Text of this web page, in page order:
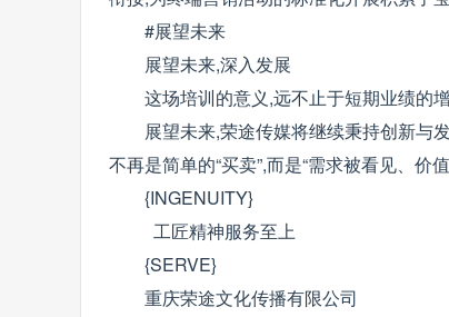
#展望未来
展望未来,深入发展
这场培训的意义,远不止于短期业绩的
展望未来,荣途传媒将继续秉持创新与
不再是简单的“买卖”,而是“需求被看见、价
{INGENUITY}
工匠精神服务至上
{SERVE}
重庆荣途文化传播有限公司